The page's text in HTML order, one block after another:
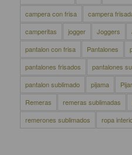
campera con frisa
campera
camperitas
jogger Joggers
pantalon con frisa
Pantalones
pantalones frisados
pantalones
pantalon sublimado
pijama
Remeras
remeras sublimadas
remerones sublimados
ropa